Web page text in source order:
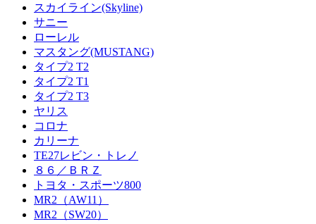
スカイライン(Skyline)
サニー
ローレル
マスタング(MUSTANG)
タイプ2 T2
タイプ2 T1
タイプ2 T3
ヤリス
コロナ
カリーナ
TE27レビン・トレノ
８６／ＢＲＺ
トヨタ・スポーツ800
MR2（AW11）
MR2（SW20）